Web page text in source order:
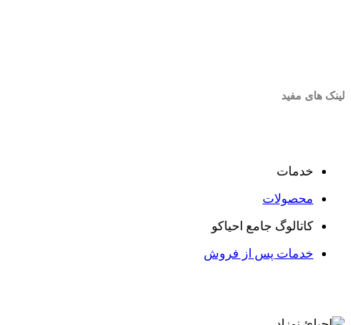
لینک های مفید
خدمات
محصولات
کاتالوگ جامع احیاکو
خدمات پس از فروش